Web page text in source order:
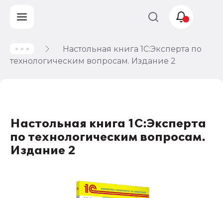
Настольная книга 1С:Эксперта по
технологическим вопросам. Издание 2
Настольная книга 1С:Эксперта
по технологическим вопросам.
Издание 2
Учет и
налогообложение